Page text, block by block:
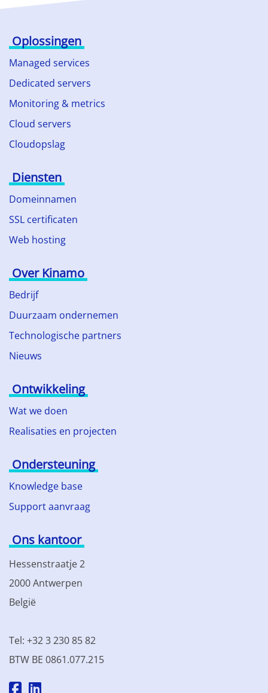
Oplossingen
Managed services
Dedicated servers
Monitoring & metrics
Cloud servers
Cloudopslag
Diensten
Domeinnamen
SSL certificaten
Web hosting
Over Kinamo
Bedrijf
Duurzaam ondernemen
Technologische partners
Nieuws
Ontwikkeling
Wat we doen
Realisaties en projecten
Ondersteuning
Knowledge base
Support aanvraag
Ons kantoor
Hessenstraatje 2
2000 Antwerpen
België
Tel: +32 3 230 85 82
BTW BE 0861.077.215